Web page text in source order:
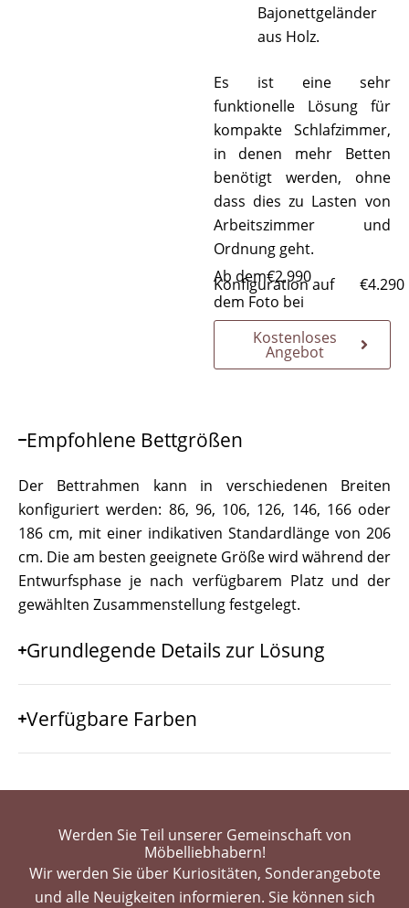
Bajonettgeländer
aus Holz.
Es ist eine sehr
funktionelle Lösung für
kompakte Schlafzimmer,
in denen mehr Betten
benötigt werden, ohne
dass dies zu Lasten von
Arbeitszimmer und
Ordnung geht.
Ab dem€2.990
Konfiguration auf
dem Foto bei
€4.290
Kostenloses
Angebot
Empfohlene Bettgrößen
Der Bettrahmen kann in verschiedenen Breiten
konfiguriert werden: 86, 96, 106, 126, 146, 166 oder
186 cm, mit einer indikativen Standardlänge von 206
cm. Die am besten geeignete Größe wird während der
Entwurfsphase je nach verfügbarem Platz und der
gewählten Zusammenstellung festgelegt.
Grundlegende Details zur Lösung
Verfügbare Farben
Werden Sie Teil unserer Gemeinschaft von
Möbelliebhabern!
Wir werden Sie über Kuriositäten, Sonderangebote
und alle Neuigkeiten informieren. Sie können sich